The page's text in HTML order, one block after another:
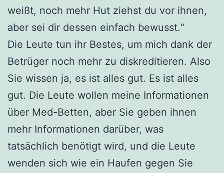
weißt, noch mehr Hut ziehst du vor ihnen,
aber sei dir dessen einfach bewusst.“
Die Leute tun ihr Bestes, um mich dank der
Betrüger noch mehr zu diskreditieren. Also
Sie wissen ja, es ist alles gut. Es ist alles
gut. Die Leute wollen meine Informationen
über Med-Betten, aber Sie geben ihnen
mehr Informationen darüber, was
tatsächlich benötigt wird, und die Leute
wenden sich wie ein Haufen gegen Sie